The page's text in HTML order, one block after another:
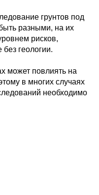
грунтов под
разными, на их
рисков,
геологии.
может повлиять на
в многих случаях
необходимо